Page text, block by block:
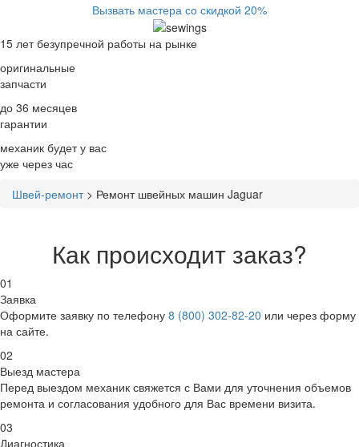
Вызвать мастера со скидкой 20%
15 летбезупречной работы на рынке
оригинальные
запчасти
до 36 месяцев
гарантии
механик будет у вас
уже через час
Швей-ремонт> Ремонт швейных машин Jaguar
Как происходит заказ?
01
Заявка
Оформите заявку по телефону 8 (800) 302-82-20 или через форму
на сайте.
02
Выезд мастера
Перед выездом механик свяжется с Вами для уточнения объемов
ремонта и согласования удобного для Вас времени визита.
03
Диагностика